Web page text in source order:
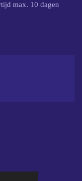
max. 10 dagen